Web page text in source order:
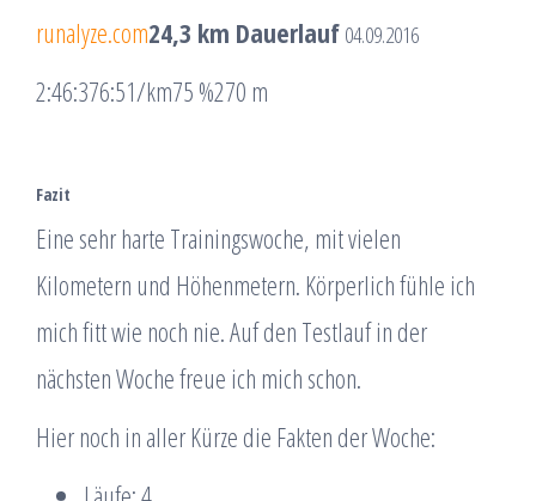
runalyze.com24,3 km Dauerlauf 04.09.2016
2:46:376:51/km75 %270 m
Fazit
Eine sehr harte Trainingswoche, mit vielen
Kilometern und Höhenmetern. Körperlich fühle ich
mich fitt wie noch nie. Auf den Testlauf in der
nächsten Woche freue ich mich schon.
Hier noch in aller Kürze die Fakten der Woche: